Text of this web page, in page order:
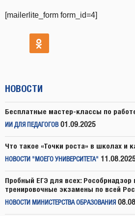
[mailerlite_form form_id=4]
НОВОСТИ
Бесплатные мастер-классы по
ИИ ДЛЯ ПЕДАГОГОВ 01.09.2025
Что такое «Точки роста» в школах и
НОВОСТИ "МОЕГО УНИВЕРСИТЕТА"
Пробный ЕГЭ для всех:
тренировочные экзамены по всей
НОВОСТИ МИНИСТЕРСТВА ОБРАЗОВАНИЯ